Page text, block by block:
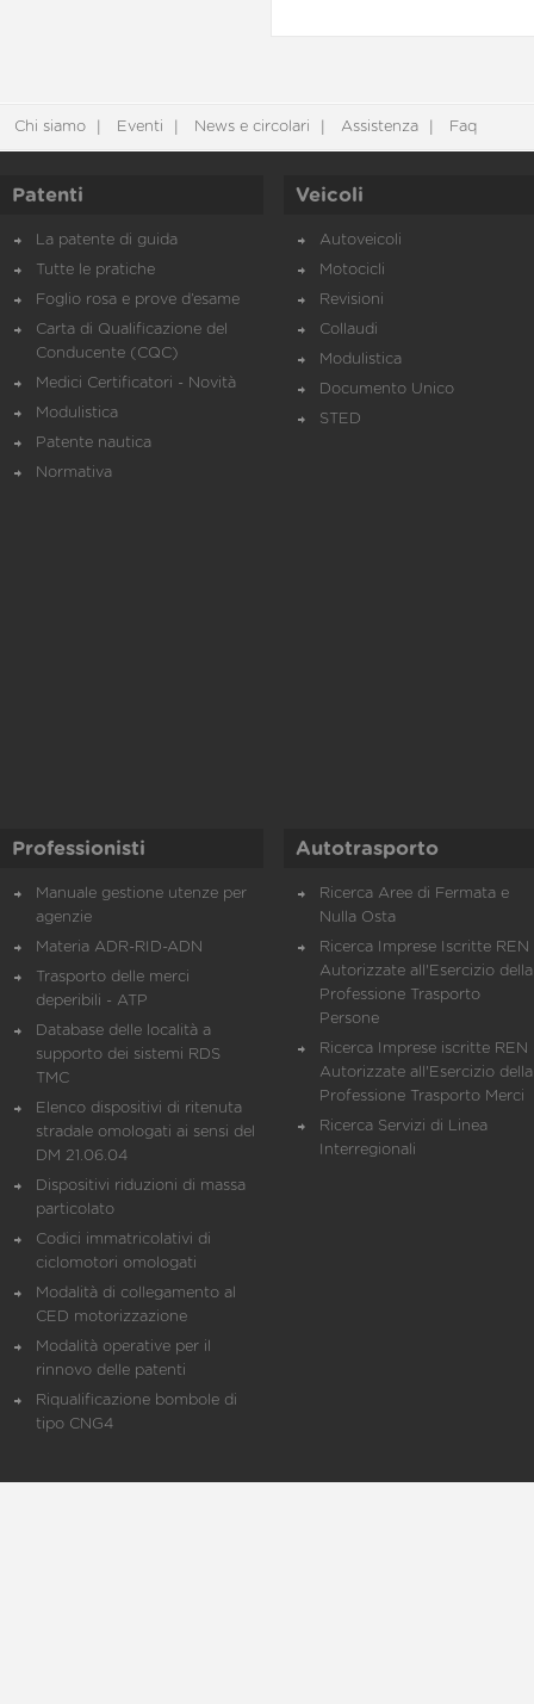
Chi siamo Eventi News e circolari Assistenza Faq
Patenti
La patente di guida
Tutte le pratiche
Foglio rosa e prove d’esame
Carta di Qualificazione del
Conducente (CQC)
Medici Certificatori - Novità
Modulistica
Patente nautica
Normativa
Veicoli
Autoveicoli
Motocicli
Revisioni
Collaudi
Modulistica
Documento Unico
STED
Professionisti
Manuale gestione utenze per
agenzie
Materia ADR-RID-ADN
Trasporto delle merci
deperibili - ATP
Database delle località a
supporto dei sistemi RDS
TMC
Elenco dispositivi di ritenuta
stradale omologati ai sensi del
DM 21.06.04
Dispositivi riduzioni di massa
particolato
Codici immatricolativi di
ciclomotori omologati
Modalità di collegamento al
CED motorizzazione
Modalità operative per il
rinnovo delle patenti
Riqualificazione bombole di
tipo CNG4
Autotrasporto
Ricerca Aree di Fermata e
Nulla Osta
Ricerca Imprese Iscritte REN
Autorizzate all'Esercizio della
Professione Trasporto
Persone
Ricerca Imprese iscritte REN
Autorizzate all'Esercizio della
Professione Trasporto Merci
Ricerca Servizi di Linea
Interregionali